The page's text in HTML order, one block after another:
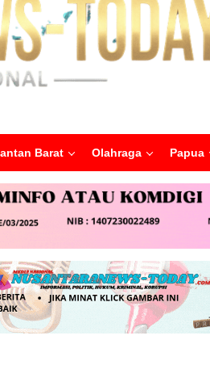
Barat Olahraga Papua